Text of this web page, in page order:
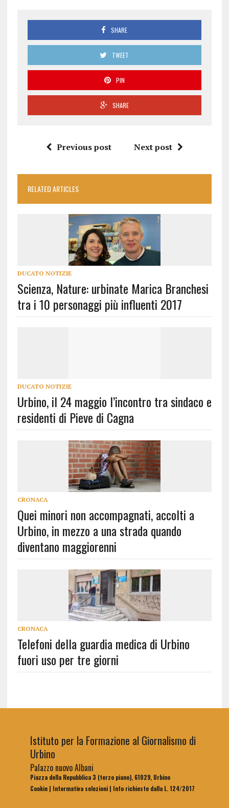
SHARE
TWEET
PIN
SHARE
Previous post Next post
RELATED ARTICLES
DUCATO NOTIZIE
Scienza, Nature: urbinate Marica Branchesi
tra i 10 personaggi più influenti 2017
DUCATO NOTIZIE
Urbino, il 24 maggio l’incontro tra sindaco e
residenti di Pieve di Cagna
CRONACA
Quei minori non accompagnati, accolti a
Urbino, in mezzo a una strada quando
diventano maggiorenni
CRONACA
Telefoni della guardia medica di Urbino
fuori uso per tre giorni
Istituto per la Formazione al Giornalismo di
Urbino
Palazzo nuovo Albani
Piazza della Repubblica 3 (terzo piano), 61029, Urbino
Cookie| Informativa selezioni| Info richieste dalla L. 124/2017